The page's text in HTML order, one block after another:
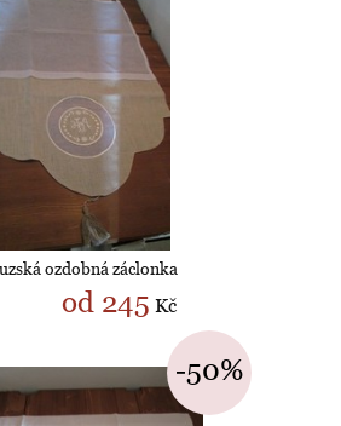
ozdobná záclonka
od 245 Kč
-50%